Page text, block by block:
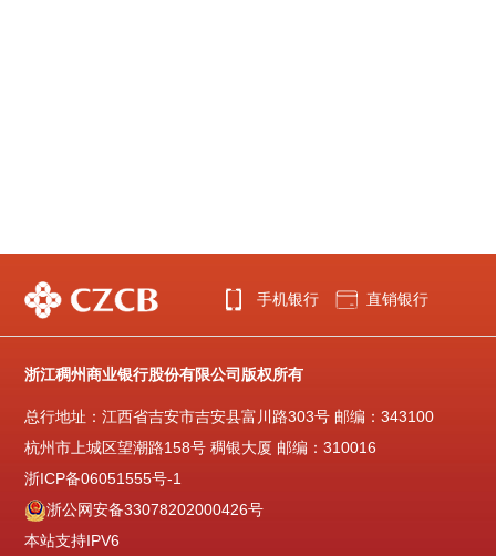
手机银行 直销银行
浙江稠州商业银行股份有限公司版权所有
总行地址：江西省吉安市吉安县富川路303号 邮编：343100
杭州市上城区望潮路158号 稠银大厦 邮编：310016
浙ICP备06051555号-1
浙公网安备33078202000426号
本站支持IPV6